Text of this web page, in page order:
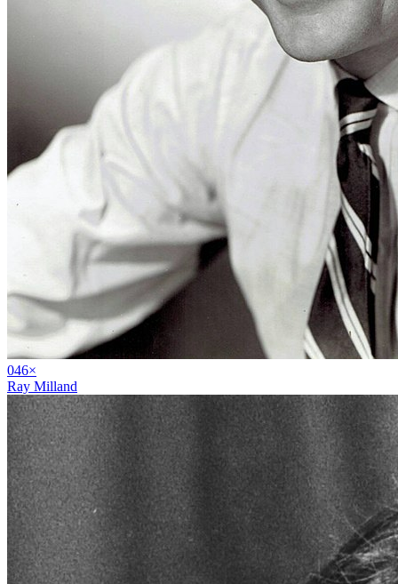
046×
Ray Milland